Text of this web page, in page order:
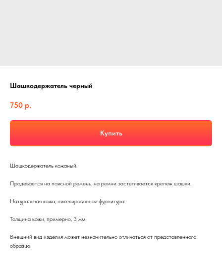
Шашкодержатель черный
750 р.
Купить
Шашкодержатель кожаный.
Продевается на поясной ремень, на ремни застегивается крепеж шашки.
Натуральная кожа, никелированная фурнитура.
Толщина кожи, примерно, 3 мм.
Внешний вид изделия может незначительно отличаться от представленного
образца.